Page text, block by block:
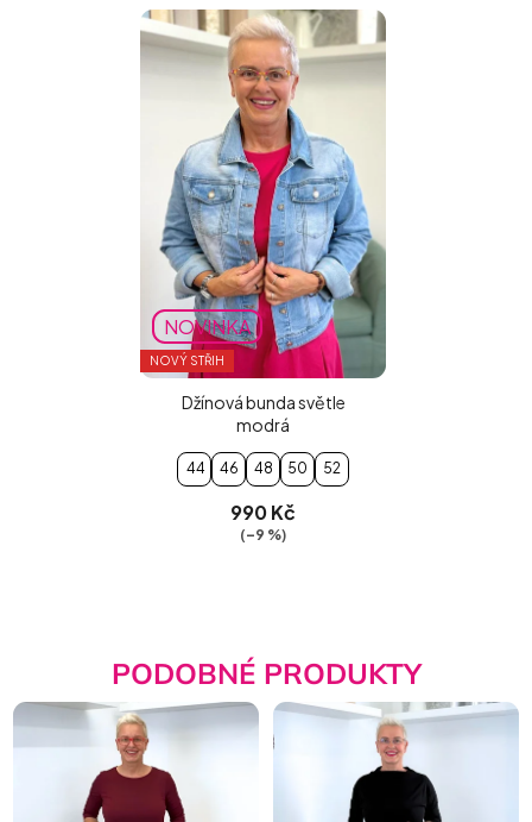
NOVINKA
NOVÝ STŘIH
Džínová bunda světle
modrá
44 46 48 50 52
990 Kč
(–9 %)
PODOBNÉ PRODUKTY